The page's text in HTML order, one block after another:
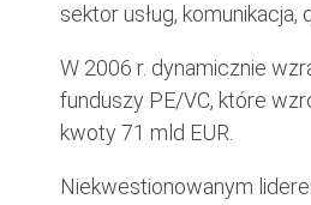
sektor usług, komunikacja,
W 2006 r. dynamicznie
funduszy PE/VC, które
kwoty 71 mld EUR.
Niekwestionowanym